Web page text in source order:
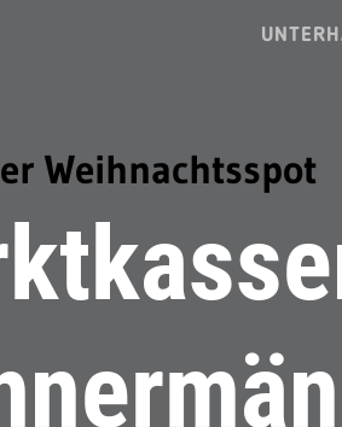
Weihnachtsspot